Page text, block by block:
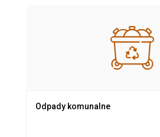
Odpady komunalne